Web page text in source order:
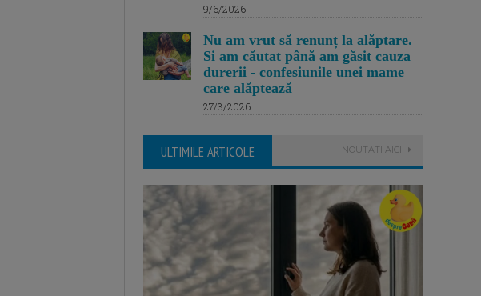
9/6/2026
Nu am vrut să renunț la alăptare.
Si am căutat până am găsit cauza
durerii - confesiunile unei mame
care alăptează
27/3/2026
ULTIMILE ARTICOLE NOUTATI AICI